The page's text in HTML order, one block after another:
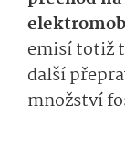
emisí totiž
další
množství